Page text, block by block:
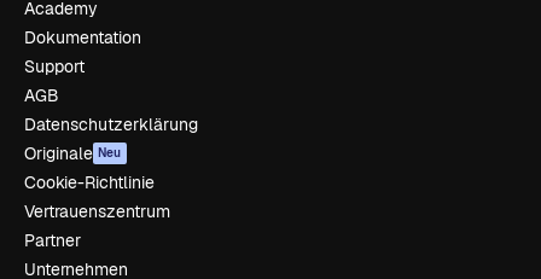
Academy
Dokumentation
Support
AGB
Datenschutzerklärung
Originale Neu
Cookie-Richtlinie
Vertrauenszentrum
Partner
Unternehmen